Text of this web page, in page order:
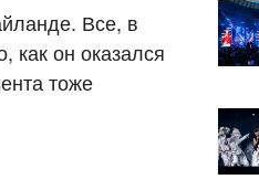
Все, в
он оказался
тоже